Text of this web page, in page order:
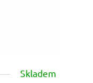
Skladem